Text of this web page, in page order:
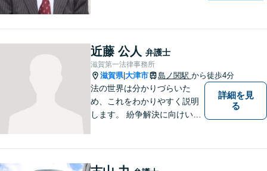
あり】
近藤 公人 弁護士
滋賀第一法律事務所
滋賀県|大津市 島ノ関駅 から徒歩4分
法の世界は分かりづらいた
め、これをわかりやすく説明
します。 紛争解決に向けいく
者の希望を最大限尊重しなが
詳細を見
る